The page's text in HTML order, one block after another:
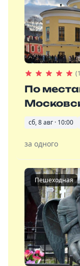
По
сб, 8 авг · 10:00
за одного
Пешеходная